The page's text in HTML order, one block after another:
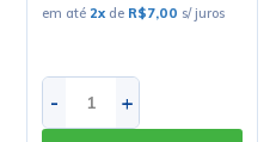
em até 2x de R$7,00 s/ juros
- +